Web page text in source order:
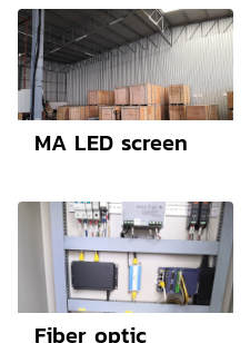
MA LED screen
Fiber optic